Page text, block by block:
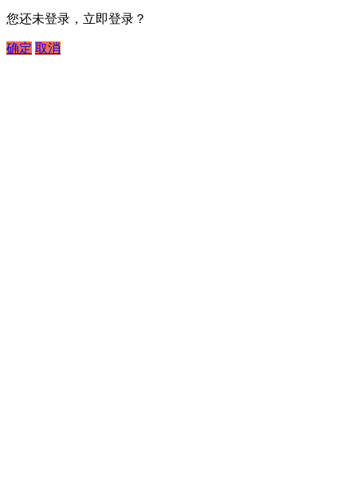
您还未登录，立即登录？
确定 取消